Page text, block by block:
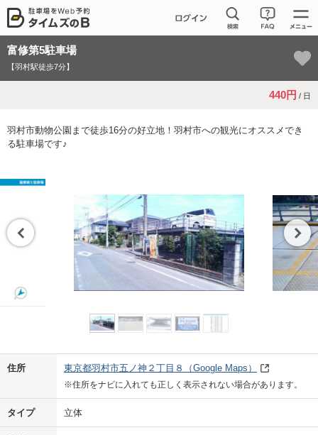
富修第5駐車場
【羽村駅徒歩7分】
440円 / 日
羽村市動物公園まで徒歩16分の好立地！羽村市への観光にオススメでき
る駐車場です♪
Previo
住所 東京都羽村市五ノ神２丁目８ （Google Maps）
※住所をナビに入れても正しく表示されない場合があります。
タイプ 立体